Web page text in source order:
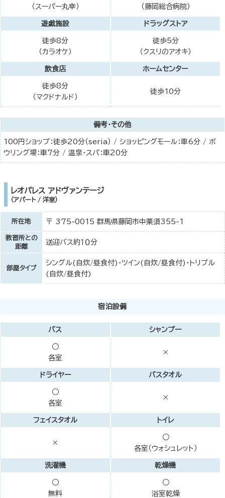
（スーパー丸幸）
（藤岡総合病院）
遊戯施設
徒歩8分
（カラオケ）
ドラッグストア
徒歩5分
（クスリのアオキ）
飲食店
徒歩8分
（マクドナルド）
ホームセンター
徒歩10分
備考・その他
100円ショップ：徒歩20分（seria） / ショッピングモール：車6分 / ボ
ウリング場：車7分 / 温泉・スパ：車20分
レオパレス アドヴァンテージ
（アパート / 洋室）
所在地 〒 375-0015 群馬県藤岡市中栗須355-1
教習所との
距離
送迎バス約１０分
部屋タイプ
シングル(自炊/昼食付)・ツイン(自炊/昼食付)・トリプル
(自炊/昼食付)
宿泊設備
バス
○
各室
シャンプー
×
ドライヤー
○
各室
バスタオル
×
フェイスタオル
×
トイレ
○
各室（ウォシュレット）
洗濯機
○
無料
乾燥機
○
浴室乾燥